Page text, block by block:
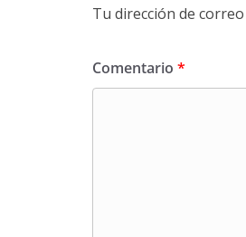
Tu dirección de
Comentario *